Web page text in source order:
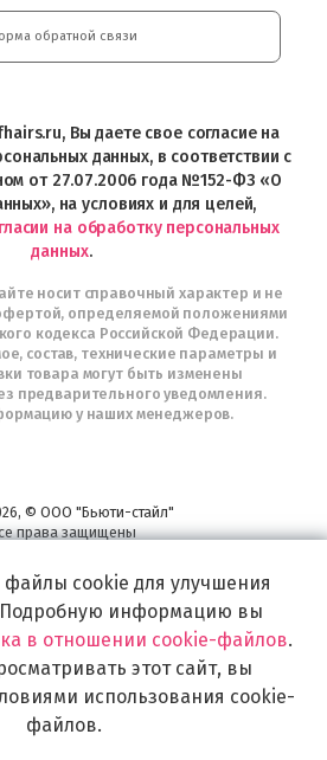
Professional
и
Интернет-
Telegram
обратной связи
Вы даете свое согласие на
данных, в соответствии с
от 27.07.2006 года №152-ФЗ «О
на условиях и для целей,
на обработку персональных
данных.
носит справочный характер и не
определяемой положениями
кодекса Российской Федерации.
состав, технические параметры и
товара могут быть изменены
предварительного уведомления.
у наших менеджеров.
© ООО "Бьюти-стайл"
права защищены
аксессуаров и принадлежностей для
воплощения
идей по созданию Вашего образа и стиля.
cookie для улучшения
Подробную информацию вы
в отношении cookie-файлов.
этот сайт, вы
использования cookie-
файлов.